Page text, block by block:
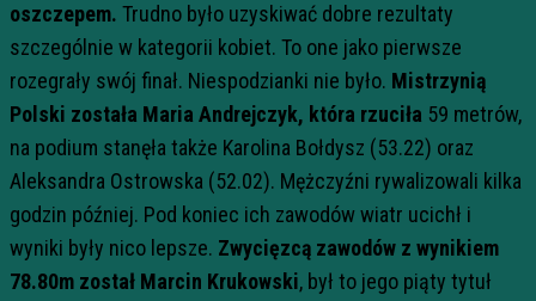
oszczepem. Trudno było uzyskiwać dobre rezultaty
szczególnie w kategorii kobiet. To one jako pierwsze
rozegrały swój finał. Niespodzianki nie było. Mistrzynią
Polski została Maria Andrejczyk, która rzuciła 59 metrów,
na podium stanęła także Karolina Bołdysz (53.22) oraz
Aleksandra Ostrowska (52.02). Mężczyźni rywalizowali kilka
godzin później. Pod koniec ich zawodów wiatr ucichł i
wyniki były nico lepsze. Zwycięzcą zawodów z wynikiem
78.80m został Marcin Krukowski, był to jego piąty tytuł